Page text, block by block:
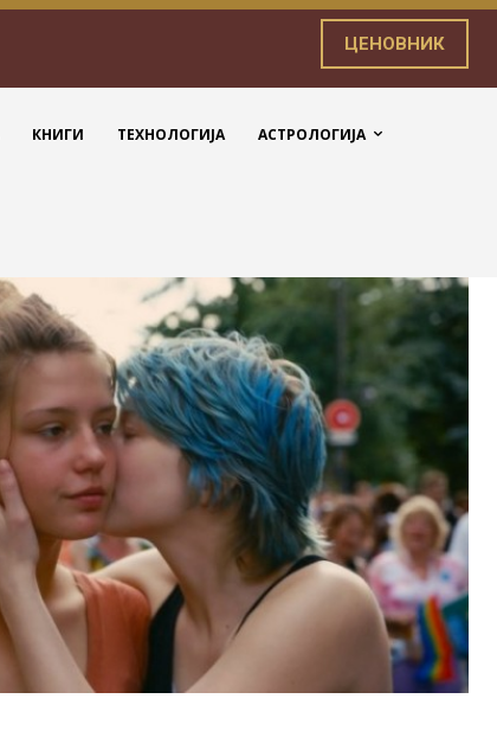
ЦЕНОВНИК
КНИГИ ТЕХНОЛОГИЈА АСТРОЛОГИЈА